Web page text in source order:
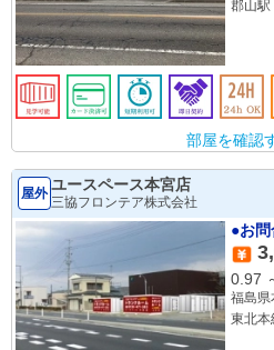
郡山駅
部屋を確認
屋外 ユースペース本宮店
三協フロンテア株式会社
●お
0.97
福島県
東北